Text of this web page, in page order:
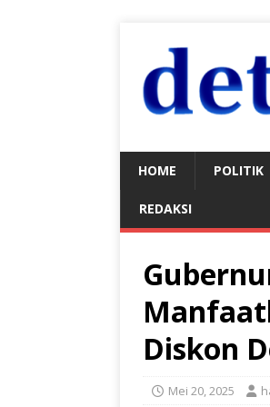
HOME POLITIK
REDAKSI
Diskon
Mei 20, 2025